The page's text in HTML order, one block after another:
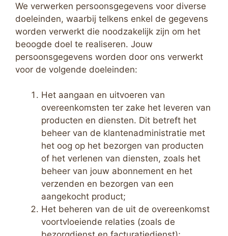
We verwerken persoonsgegevens voor diverse
doeleinden, waarbij telkens enkel de gegevens
worden verwerkt die noodzakelijk zijn om het
beoogde doel te realiseren. Jouw
persoonsgegevens worden door ons verwerkt
voor de volgende doeleinden:
Het aangaan en uitvoeren van
overeenkomsten ter zake het leveren van
producten en diensten. Dit betreft het
beheer van de klantenadministratie met
het oog op het bezorgen van producten
of het verlenen van diensten, zoals het
beheer van jouw abonnement en het
verzenden en bezorgen van een
aangekocht product;
Het beheren van de uit de overeenkomst
voortvloeiende relaties (zoals de